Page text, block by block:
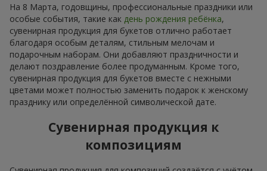
На 8 Марта, годовщины, профессиональные праздники или
особые события, такие как день рождения ребёнка,
сувенирная продукция для букетов отлично работает
благодаря особым деталям, стильным мелочам и
подарочным наборам. Они добавляют праздничности и
делают поздравление более продуманным. Кроме того,
сувенирная продукция для букетов вместе с нежными
цветами может полностью заменить подарок к женскому
празднику или определённой символической дате.
Сувенирная продукция к
композициям